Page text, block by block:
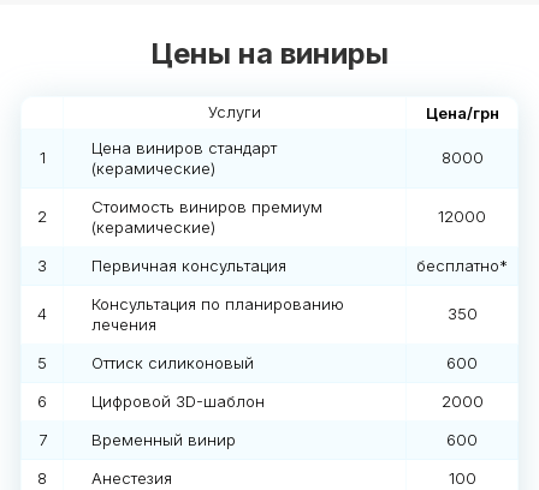
Цены на виниры
Услуги Цена/грн
1
Цена виниров стандарт
(керамические)
8000
2
Стоимость виниров премиум
(керамические)
12000
3 Первичная консультация бесплатно*
4
Консультация по планированию
лечения
350
5 Оттиск силиконовый
600
6
Цифровой 3D-шаблон
2000
7
Временный винир
600
8
Анестезия 100